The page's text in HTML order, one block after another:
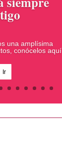
una amplísima
conócelos aquí
Ir